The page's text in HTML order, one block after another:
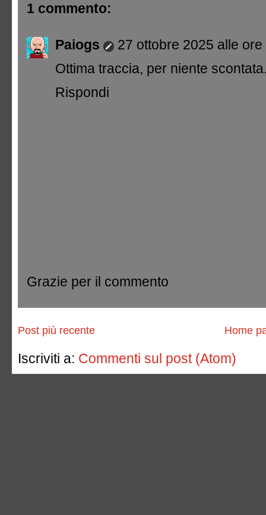
1 commento:
Paiogs
27 ottobre 2025 alle ore
Ottima traccia, per niente
Rispondi
Grazie per il commento
Post più recente Home
Iscriviti a: Commenti sul post (Atom)